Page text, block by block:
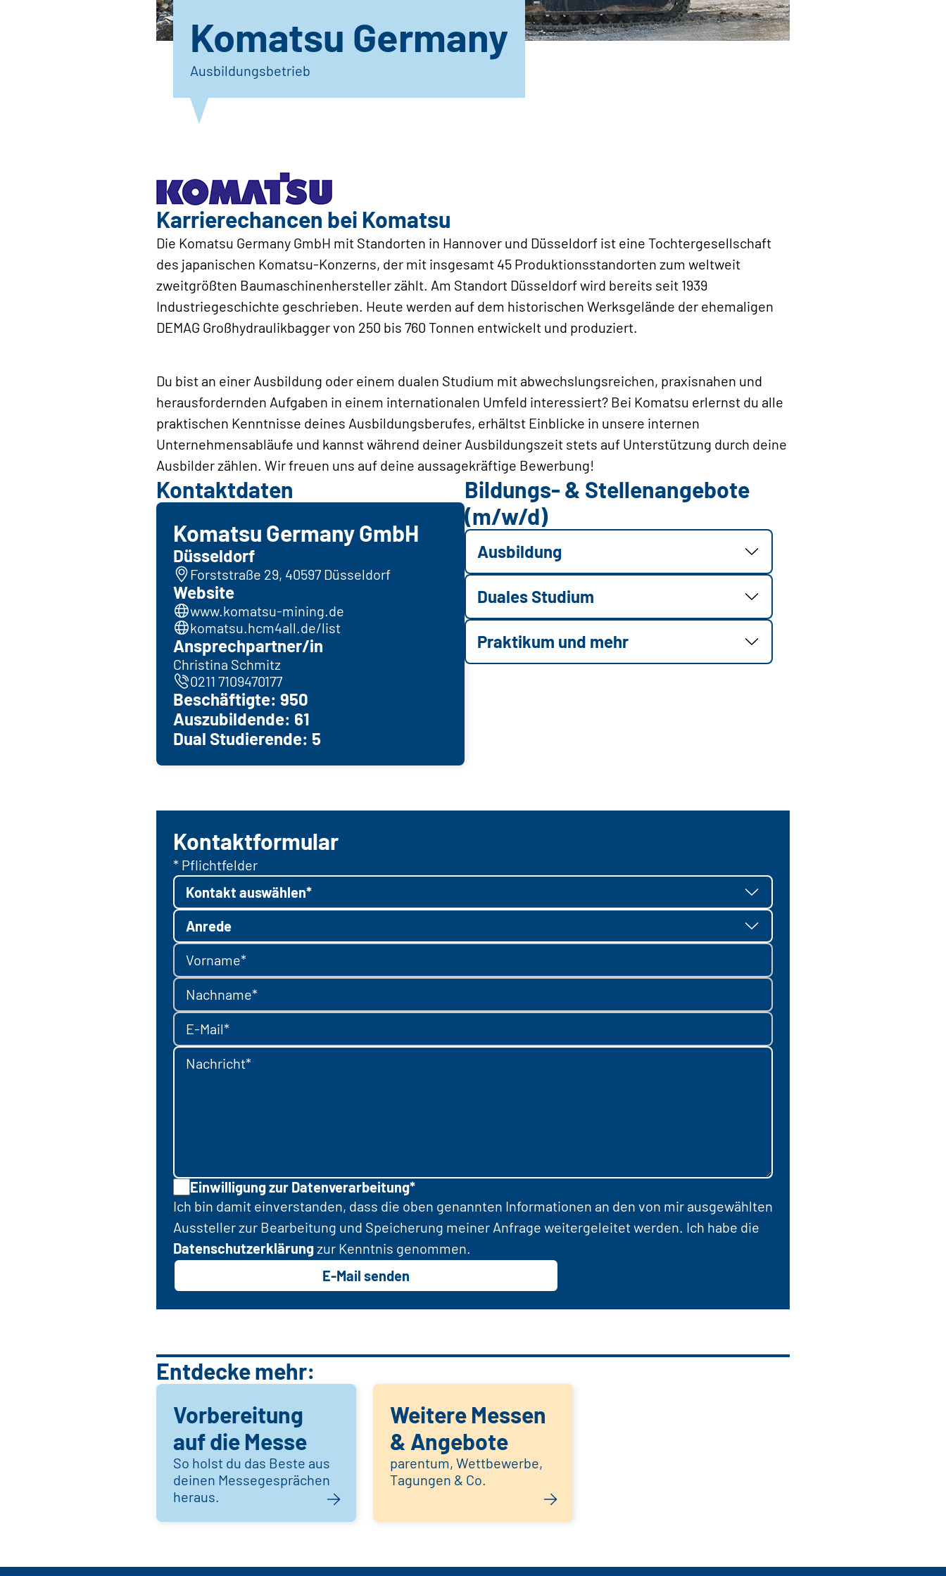
Komatsu Germany
Ausbildungsbetrieb
Karrierechancen bei Komatsu
Die Komatsu Germany GmbH mit Standorten in Hannover und Düsseldorf ist eine Tochtergesellschaft
des japanischen Komatsu-Konzerns, der mit insgesamt 45 Produktionsstandorten zum weltweit
zweitgrößten Baumaschinenhersteller zählt. Am Standort Düsseldorf wird bereits seit 1939
Industriegeschichte geschrieben. Heute werden auf dem historischen Werksgelände der ehemaligen
DEMAG Großhydraulikbagger von 250 bis 760 Tonnen entwickelt und produziert.
Du bist an einer Ausbildung oder einem dualen Studium mit abwechslungsreichen, praxisnahen und
herausfordernden Aufgaben in einem internationalen Umfeld interessiert? Bei Komatsu erlernst du alle
praktischen Kenntnisse deines Ausbildungsberufes, erhältst Einblicke in unsere internen
Unternehmensabläufe und kannst während deiner Ausbildungszeit stets auf Unterstützung durch deine
Ausbilder zählen. Wir freuen uns auf deine aussagekräftige Bewerbung!
Kontaktdaten
Komatsu Germany GmbH
Düsseldorf
Forststraße 29, 40597 Düsseldorf
Website
www.komatsu-mining.de
komatsu.hcm4all.de/list
Ansprechpartner/in
Christina Schmitz
0211 7109470177
Beschäftigte: 950
Auszubildende: 61
Dual Studierende: 5
Bildungs- & Stellenangebote
(m/w/d)
Ausbildung
Duales Studium
Praktikum und mehr
Kontaktformular
* Pflichtfelder
Kontakt auswählen*
Anrede
Vorname*
Nachname*
E-Mail*
Nachricht*
Einwilligung zur Datenverarbeitung*
Ich bin damit einverstanden, dass die oben genannten Informationen an den von mir ausgewählten
Aussteller zur Bearbeitung und Speicherung meiner Anfrage weitergeleitet werden. Ich habe die
Datenschutzerklärungzur Kenntnis genommen.
E-Mail senden
Entdecke mehr:
Vorbereitung
auf die Messe
So holst du das Beste aus
deinen Messegesprächen
heraus.
Weitere Messen
& Angebote
parentum, Wettbewerbe,
Tagungen & Co.